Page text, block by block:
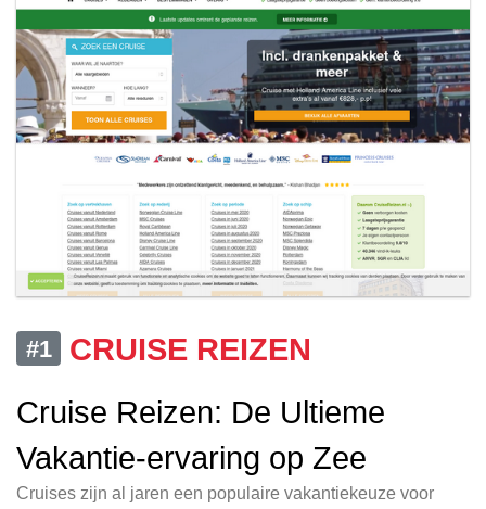
#1
CRUISE REIZEN
Cruise Reizen: De Ultieme
Vakantie-ervaring op Zee
Cruises zijn al jaren een populaire vakantiekeuze voor